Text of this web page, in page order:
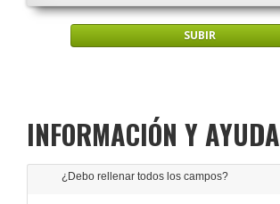
INFORMACIÓN Y AYUDA
¿Debo rellenar todos los campos?